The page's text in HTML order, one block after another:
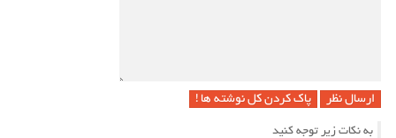
پاک کردن کل نوشته ها !
به نکات زیر توجه کنید